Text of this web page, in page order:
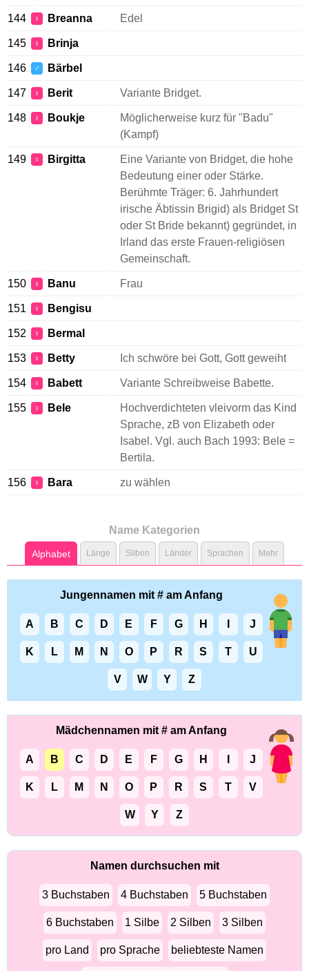
144 ♀ Breanna Edel
145 ♀ Brinja
146 ♂ Bärbel
147 ♀ Berit Variante Bridget.
148 ♀ Boukje
Möglicherweise kurz für "Badu"
(Kampf)
149 ♀ Birgitta
Eine Variante von Bridget, die hohe
Bedeutung einer oder Stärke.
Berühmte Träger: 6. Jahrhundert
irische Äbtissin Brigid) als Bridget St
oder St Bride bekannt) gegründet, in
Irland das erste Frauen-religiösen
Gemeinschaft.
150 ♀ Banu Frau
151 ♀ Bengisu
152 ♀ Bermal
153 ♀ Betty Ich schwöre bei Gott, Gott geweiht
154 ♀ Babett Variante Schreibweise Babette.
155 ♀ Bele
Hochverdichteten vleivorm das Kind
Sprache, zB von Elizabeth oder
Isabel. Vgl. auch Bach 1993: Bele =
Bertila.
156 ♀ Bara zu wählen
Name Kategorien
Alphabet Länge Silben Länder Sprachen Mehr
Jungennamen mit # am Anfang
A B C D E F G H J
K L M N O P R S T U
V W Y Z
Mädchennamen mit # am Anfang
A B C D E F G H J
K L M N O P R S T V
W Y Z
Namen durchsuchen mit
3 Buchstaben 4 Buchstaben 5 Buchstaben
6 Buchstaben 1 Silbe 2 Silben 3 Silben
pro Land pro Sprache beliebteste Namen